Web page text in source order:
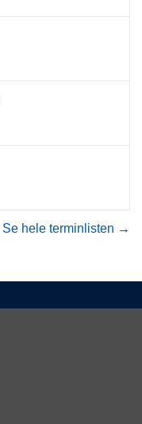
Se hele terminlisten →